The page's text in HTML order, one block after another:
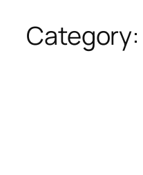
Category: